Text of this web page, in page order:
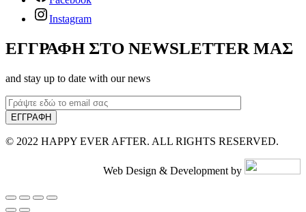
Instagram
ΕΓΓΡΑΦΗ ΣΤΟ NEWSLETTER ΜΑΣ
and stay up to date with our news
© 2022 HAPPY EVER AFTER. ALL RIGHTS RESERVED.
Web Design & Development by